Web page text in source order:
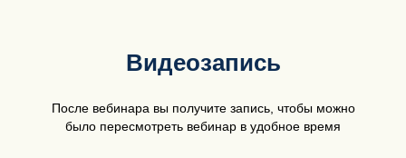
Видеозапись
После вебинара вы получите запись, чтобы можно
было пересмотреть вебинар в удобное время